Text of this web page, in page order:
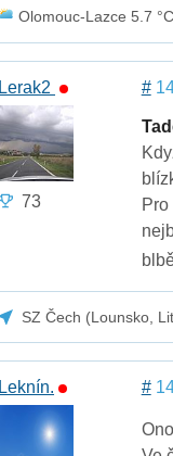
Olomouc-Lazce 5.7
Lerak2
73
#
SZ Čech (Lounsko,
Leknín. #